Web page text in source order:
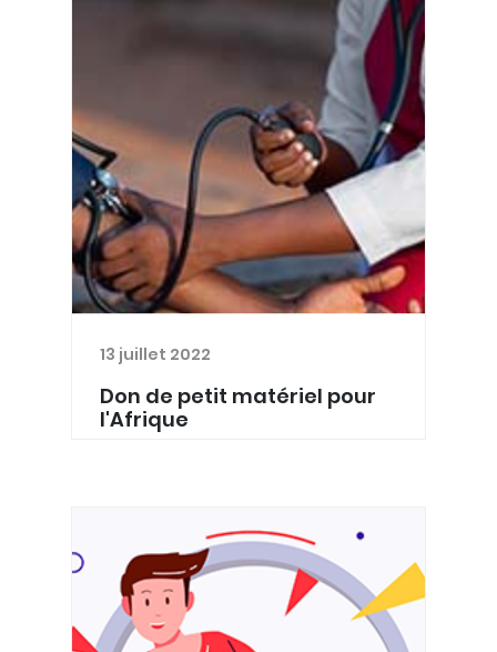
souffrance a besoin de votre soutien.
La pénurie des infirmier·es (hôpital, à
13 juillet 2022
Don de petit matériel pour
l'Afrique
travailler au Malawi pour 18 mois, au
Mua Mission Hospital, structure de 140
lits gérée p...